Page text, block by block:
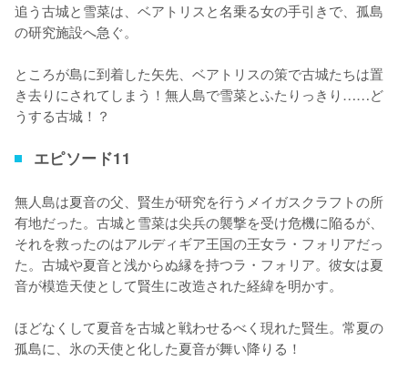
追う古城と雪菜は、ベアトリスと名乗る女の手引きで、孤島
の研究施設へ急ぐ。
ところが島に到着した矢先、ベアトリスの策で古城たちは置
き去りにされてしまう！無人島で雪菜とふたりっきり……ど
うする古城！？
エピソード11
無人島は夏音の父、賢生が研究を行うメイガスクラフトの所
有地だった。古城と雪菜は尖兵の襲撃を受け危機に陥るが、
それを救ったのはアルディギア王国の王女ラ・フォリアだっ
た。古城や夏音と浅からぬ縁を持つラ・フォリア。彼女は夏
音が模造天使として賢生に改造された経緯を明かす。
ほどなくして夏音を古城と戦わせるべく現れた賢生。常夏の
孤島に、氷の天使と化した夏音が舞い降りる！